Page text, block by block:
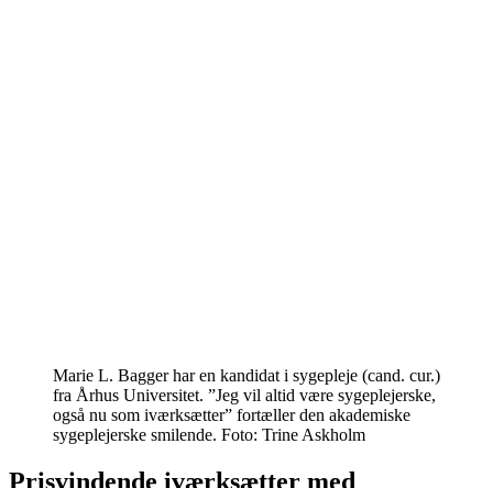
Marie L. Bagger har en kandidat i sygepleje (cand. cur.)
fra Århus Universitet. ”Jeg vil altid være sygeplejerske,
også nu som iværksætter” fortæller den akademiske
sygeplejerske smilende. Foto: Trine Askholm
Prisvindende iværksætter med